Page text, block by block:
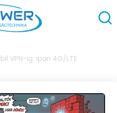
VPN-ig: ipari 4G/LTE